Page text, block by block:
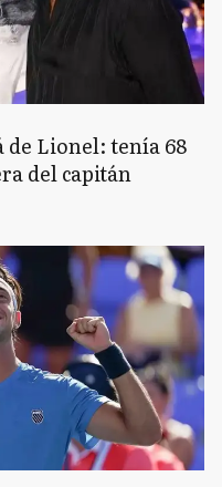
de Lionel: tenía 68
del capitán